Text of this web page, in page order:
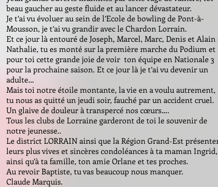
beau gaucher au geste fluide et au lancer dévastateur.
Je t’ai vu évoluer au sein de l’Ecole de bowling de Pont-à-
Mousson, je t’ai vu grandir avec le Chardon Lorrain.
Et ce jour là entouré de Joseph, Marcel, Marc, Denis et Alain
Nathalie, tu es monté sur la première marche du Podium et
pour toi cette grande joie de voir ton équipe en Nationale 3
pour la prochaine saison. Et ce jour là je t’ai vu devenir un
adulte…
Mais toi notre étoile montante, la vie en a voulu autrement,
tu nous as quitté un jeudi soir, fauché par un accident cruel.
Un glaive de douleur à transpercé nos cœurs….
Tous les clubs de Lorraine garderont de toi le souvenir de
notre jeunesse..
Le district LORRAIN ainsi que la Région Grand-Est
leurs plus vives et sincères condoléances à ta maman Ingrid,
ainsi qu’à ta famille, ton amie Orlane et tes proches.
Au revoir Baptiste, tu vas beaucoup nous manquer.
Claude Marquis.